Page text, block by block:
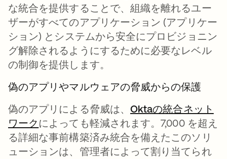
な統合を提供することで、組織を離れるユー
ザーがすべてのアプリケーション (アプリケー
ション) とシステムから安全にプロビジョニン
グ解除されるようにするために必要なレベル
の制御を提供します。
偽のアプリやマルウェアの脅威からの保護
偽のアプリによる脅威は、 Oktaの統合ネット
ワーク によっても軽減されます。7,000 を超え
る詳細な事前構築済み統合を備えたこのソリ
ューションは、管理者によって割り当てられ